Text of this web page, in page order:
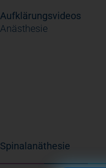
Aufklärungsvideos
Anästhesie
Spinalanäthesie